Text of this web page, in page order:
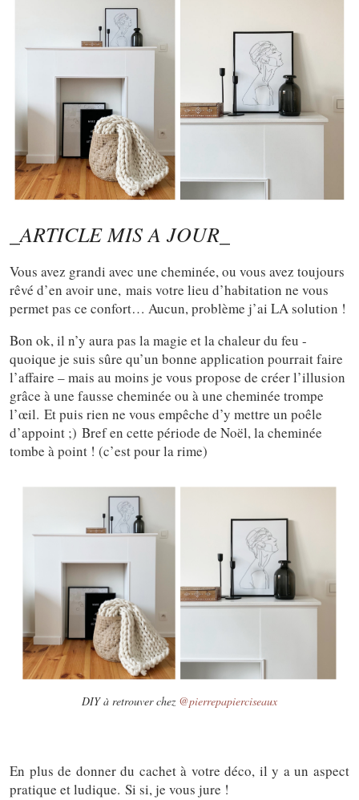
_ARTICLE MIS A JOUR_
Vous avez grandi avec une cheminée, ou vous avez toujours
rêvé d’en avoir une, mais votre lieu d’habitation ne vous
permet pas ce confort… Aucun, problème j’ai LA solution !
Bon ok, il n’y aura pas la magie et la chaleur du feu -
quoique je suis sûre qu’un bonne application pourrait faire
l’affaire – mais au moins je vous propose de créer l’illusion
grâce à une fausse cheminée ou à une cheminée trompe
l’œil. Et puis rien ne vous empêche d’y mettre un poêle
d’appoint ;) Bref en cette période de Noël, la cheminée
tombe à point ! (c’est pour la rime)
DIY à retrouver chez @pierrepapierciseaux
En plus de donner du cachet à votre déco, il y a un aspect
pratique et ludique. Si si, je vous jure !